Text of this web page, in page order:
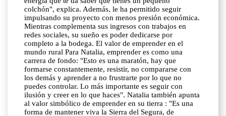
colchón", explica. Además, le ha permitido seguir
impulsando su proyecto con menos presión económica.
Mientras complementa sus ingresos con trabajos en
redes sociales, su sueño es poder dedicarse por
completo a la bodega. El valor de emprender en el
mundo rural Para Natalia, emprender es como una
carrera de fondo: "Esto es una maratón, hay que
formarse constantemente, resistir, no compararse con
los demás y aprender a no frustrarte por lo que no
puedes controlar. Lo más importante es seguir con
ilusión y creer en lo que haces". Natalia también apunta
al valor simbólico de emprender en su tierra : "Es una
forma de mantener viva la Sierra del Segura, de